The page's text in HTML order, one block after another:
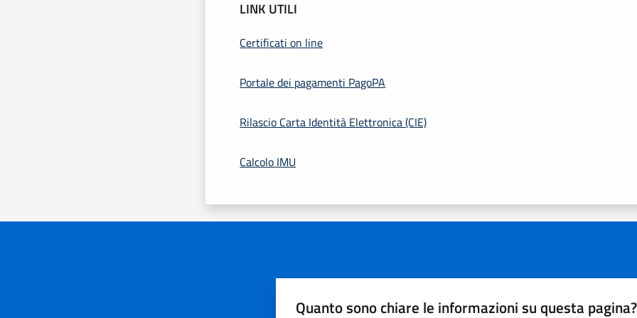
LINK UTILI
Certificati on line
Portale dei pagamenti PagoPA
Rilascio Carta Identità Elettronica (CIE)
Calcolo IMU
Quanto sono chiare le informazioni su questa pagina?